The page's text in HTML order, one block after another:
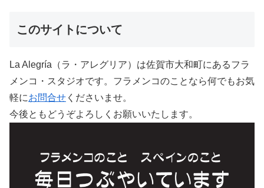
このサイトについて
La Alegría（ラ・アレグリア）は佐賀市大和町にあるフラ
メンコ・スタジオです。フラメンコのことなら何でもお気
軽にお問合せ くださいませ。
今後ともどうぞよろしくお願いいたします。